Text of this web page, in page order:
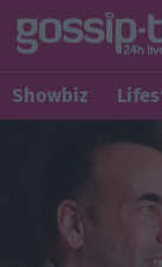
Showbiz